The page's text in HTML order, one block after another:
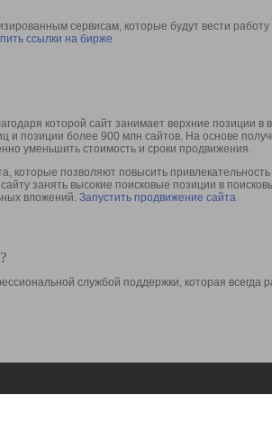
сервисам, которые будут вести
ссылки на бирже
которой сайт занимает верхние позиции
и позиции более 900 млн сайтов. На основе
уменьшить стоимость и сроки продвижения.
позволяют повысить
занять высокие поисковые позиции в
вложений. Запустить продвижение сайта
службой поддержки, которая